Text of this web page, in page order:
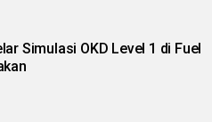
Simulasi OKD Level 1 di Fuel